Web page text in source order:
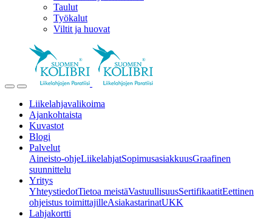
Taulut
Työkalut
Viltit ja huovat
Liikelahjavalikoima
Ajankohtaista
Kuvastot
Blogi
Palvelut
Aineisto-ohjeLiikelahjatSopimusasiakkuusGraafinen
suunnittelu
Yritys
YhteystiedotTietoa meistäVastuullisuusSertifikaatitEettinen
ohjeistus toimittajilleAsiakastarinatUKK
Lahjakortti